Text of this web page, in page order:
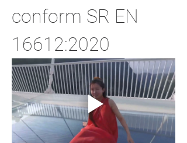
conform SR EN
16612:2020